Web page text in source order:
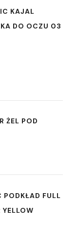
KAJAL
DO OCZU 03
ŻEL POD
PODKŁAD FULL
YELLOW